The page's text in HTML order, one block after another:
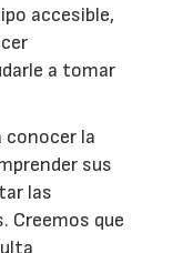
accesible,
a tomar
conocer la
sus
las
Creemos que